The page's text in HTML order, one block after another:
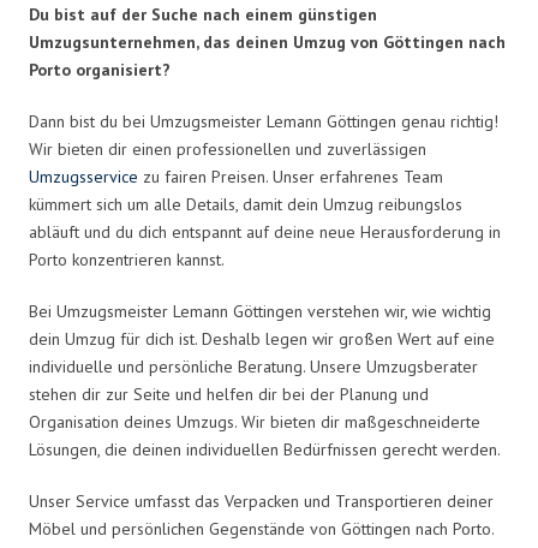
Du bist auf der Suche nach einem günstigen
Umzugsunternehmen, das deinen Umzug von Göttingen nach
Porto organisiert?
Dann bist du bei Umzugsmeister Lemann Göttingen genau richtig!
Wir bieten dir einen professionellen und zuverlässigen
Umzugsservice zu fairen Preisen. Unser erfahrenes Team
kümmert sich um alle Details, damit dein Umzug reibungslos
abläuft und du dich entspannt auf deine neue Herausforderung in
Porto konzentrieren kannst.
Bei Umzugsmeister Lemann Göttingen verstehen wir, wie wichtig
dein Umzug für dich ist. Deshalb legen wir großen Wert auf eine
individuelle und persönliche Beratung. Unsere Umzugsberater
stehen dir zur Seite und helfen dir bei der Planung und
Organisation deines Umzugs. Wir bieten dir maßgeschneiderte
Lösungen, die deinen individuellen Bedürfnissen gerecht werden.
Unser Service umfasst das Verpacken und Transportieren deiner
Möbel und persönlichen Gegenstände von Göttingen nach Porto.